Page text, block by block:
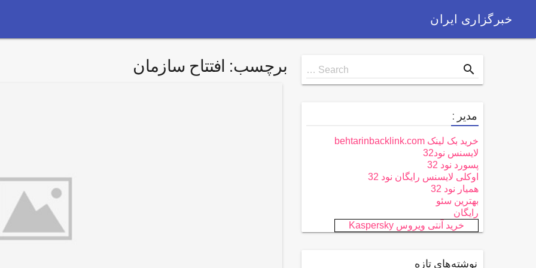
خبرگزاری ایران
برچسب: افتتاح سازمان
Search
for
Search … search
مدیر :
خرید بک لینک behtarinbacklink.com
لایسنس نود32
پسورد نود 32
اوکلی لایسنس رایگان نود 32
همیار نود 32
بهترین سئو
رایگان
خرید آنتی ویروس Kaspersky
نوشته‌های تازه